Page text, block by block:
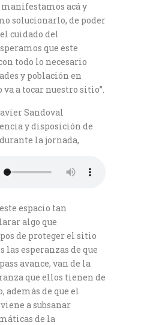
acá y
solucionarlo, de poder
cuidado del
que este
todo lo necesario
y población en
a tocar nuestro sitio”.
Sandoval
y disposición de
la jornada,
espacio tan
algo que
de proteger el sitio
las esperanzas de que
avance, van de la
que ellos tienen de
además de que el
a subsanar
de la